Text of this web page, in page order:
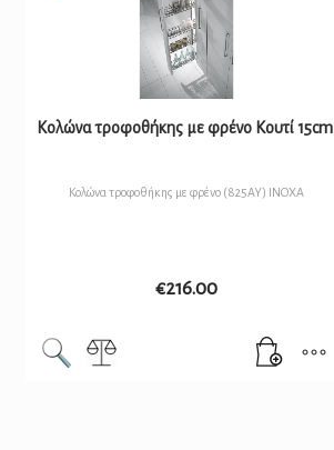
Κολώνα τροφοθήκης με φρένο Κουτί 15cm
Κολώνα τροφοθήκης με φρένο (825AY) INOXA
€216.00